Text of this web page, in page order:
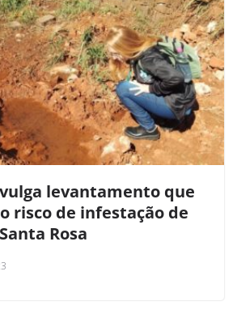
levantamento que
risco de infestação de
Rosa